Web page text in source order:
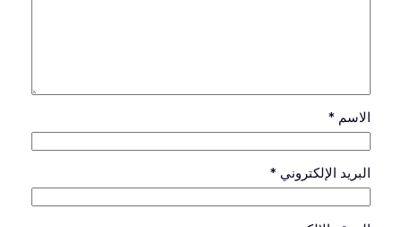
الاسم *
البريد الإلكتروني *